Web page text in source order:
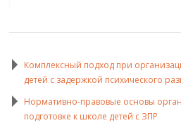
Комплексный подход при
детей с задержкой психического
Нормативно-правовые основы
подготовке к школе детей с ЗПР